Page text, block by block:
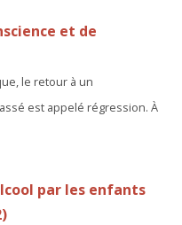
et de
le retour à un
est appelé régression. À
par les enfants